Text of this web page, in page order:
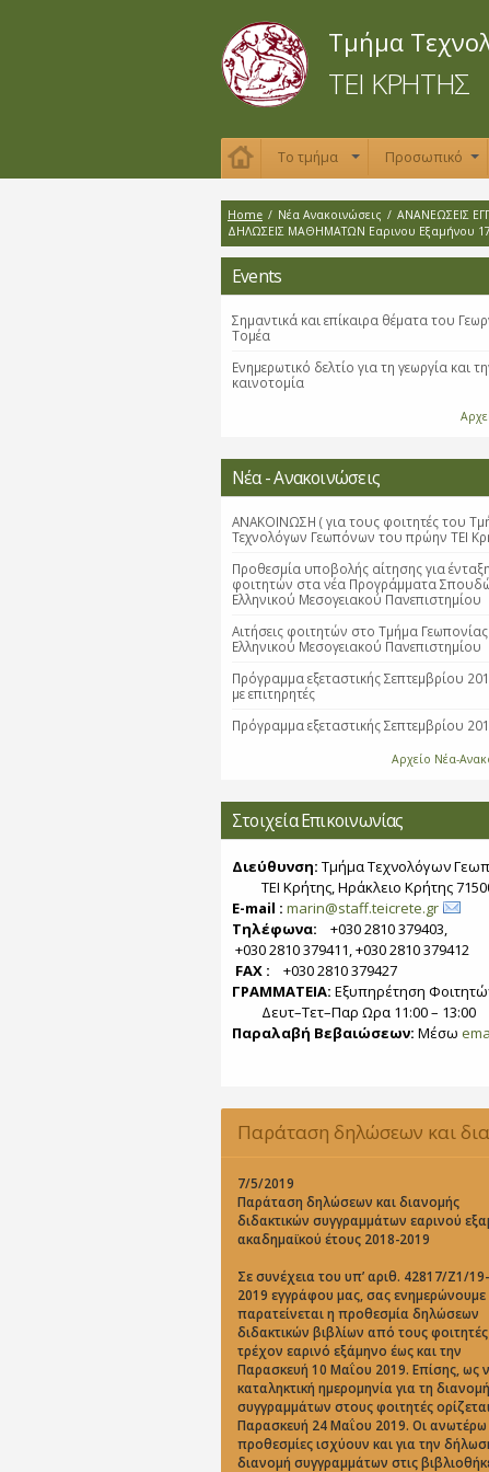
Τμήμα
ΤΕΙ ΚΡΗΤΗΣ
Το τμήμα Προσωπικό
Home / Νέα Ανακοινώσεις / ΑΝΑΝΕΩΣΕΙΣ
ΔΗΛΩΣΕΙΣ ΜΑΘΗΜΑΤΩΝ Εαρινου Εξαμήνου
Events
Σημαντικά και επίκαιρα θέματα του
Τομέα
Ενημερωτικό δελτίο για τη γεωργία και
καινοτομία
Νέα - Ανακοινώσεις
ΑΝΑΚΟΙΝΩΣΗ ( για τους φοιτητές του
Τεχνολόγων Γεωπόνων του πρώην ΤΕΙ
Προθεσμία υποβολής αίτησης για ένταξη
φοιτητών στα νέα Προγράμματα
Ελληνικού Μεσογειακού Πανεπιστημίου
Αιτήσεις φοιτητών στο Τμήμα
Ελληνικού Μεσογειακού Πανεπιστημίου
Πρόγραμμα εξεταστικής Σεπτεμβρίου
με επιτηρητές
Πρόγραμμα εξεταστικής Σεπτεμβρίου
Αρχείο Νέα-
Στοιχεία Επικοινωνίας
Διεύθυνση: Τμήμα Τεχνολόγων
ΤΕΙ Κρήτης, Ηράκλειο Κρήτης
E-mail : marin@staff.teicrete.gr
Τηλέφωνα: +030 2810 379403,
+030 2810 379411, +030 2810 379412
FAX : +030 2810 379427
ΓΡΑΜΜΑΤΕΙΑ: Εξυπηρέτηση
Δευτ–Τετ–Παρ Ωρα 11:00 – 13:00
Παραλαβή Βεβαιώσεων: Μέσω
Παράταση δηλώσεων και
διδακτικών συγγραμμάτων
εξαμήνου ακαδημαϊκού έτους
2019
7/5/2019
Παράταση δηλώσεων και διανομής
διδακτικών συγγραμμάτων εαρινού
ακαδημαϊκού έτους 2018-2019
Σε συνέχεια του υπ’ αριθ. 42817/Ζ1/
2019 εγγράφου μας, σας ενημερώνουμε
παρατείνεται η προθεσμία δηλώσεων
διδακτικών βιβλίων από τους φοιτητές
τρέχον εαρινό εξάμηνο έως και την
Παρασκευή 10 Μαΐου 2019. Επίσης, ως
καταληκτική ημερομηνία για τη
συγγραμμάτων στους φοιτητές
Παρασκευή 24 Μαΐου 2019. Οι ανωτέρω
προθεσμίες ισχύουν και για την
διανομή συγγραμμάτων στις